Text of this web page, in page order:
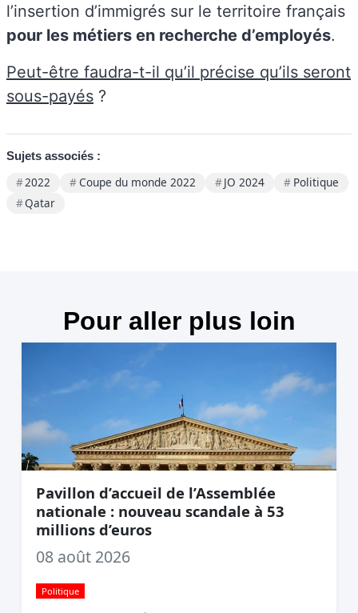
l’insertion d’immigrés sur le territoire français
pour les métiers en recherche d’employés.
Peut-être faudra-t-il qu’il précise qu’ils seront
sous-payés ?
Sujets associés :
2022 Coupe du monde 2022 JO 2024
Politique
Qatar
Pour aller plus loin
Pavillon d’accueil de l’Assemblée
nationale : nouveau scandale à 53
millions d’euros
08 août 2026
Politique